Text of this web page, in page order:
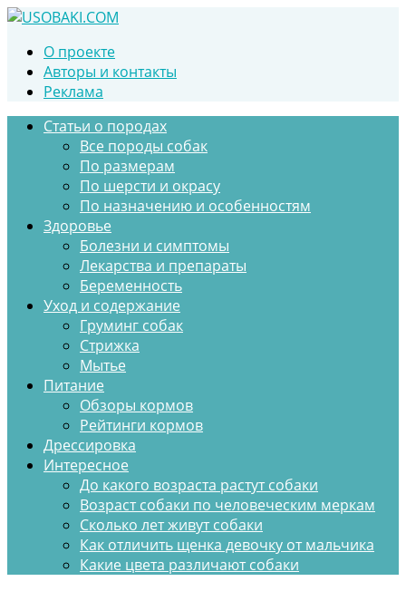
Перейти
контентуО проекте
Авторы и контакты
Реклама
Статьи о породах
Все породы собак
По размерам
По шерсти и окрасу
По назначению и особенностям
Здоровье
Болезни и симптомы
Лекарства и препараты
Беременность
Уход и содержание
Груминг собак
Стрижка
Мытье
Питание
Обзоры кормов
Рейтинги кормов
Дрессировка
Интересное
До какого возраста растут собаки
Возраст собаки по человеческим меркам
Сколько лет живут собаки
Как отличить щенка девочку от мальчика
Какие цвета различают собаки